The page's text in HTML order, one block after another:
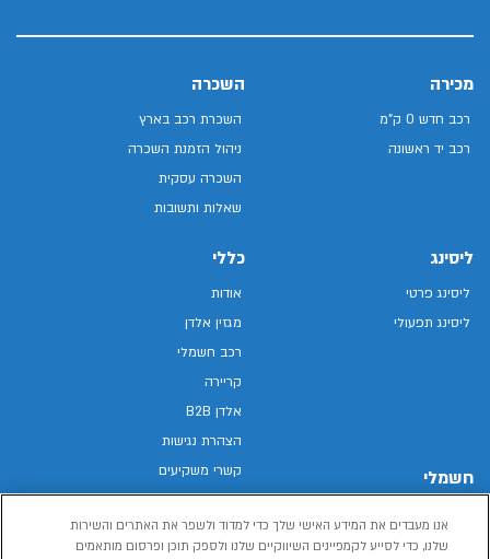
מכירה
רכב חדש 0 ק"מ
רכב יד ראשונה
השכרה
השכרת רכב בארץ
ניהול הזמנת השכרה
השכרה עסקית
שאלות ותשובות
ליסינג
ליסינג פרטי
ליסינג תפעולי
חשמלי
רכב חשמלי
כללי
אודות
מגזין אלדן
רכב חשמלי
קריירה
אלדן B2B
הצהרת נגישות
קשרי משקיעים
מפת האתר
מדיניות פרטיות
אנו מעבדים את המידע האישי שלך כדי למדוד ולשפר את האתרים והשירות
שלנו, כדי לסייע לקמפיינים השיווקיים שלנו ולספק תוכן ופרסום מותאמים